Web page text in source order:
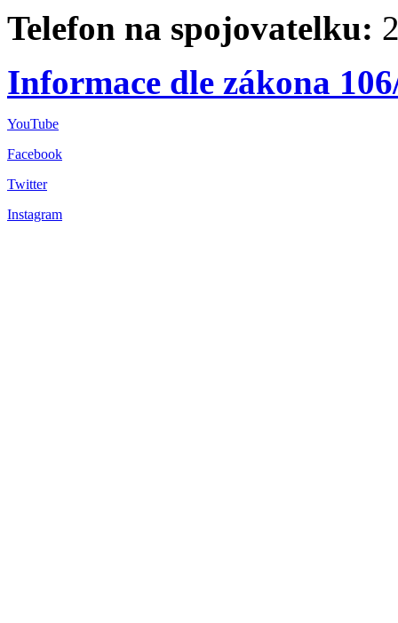
Telefon na spojovatelku:
Informace dle zákona
YouTube
Facebook
Twitter
Instagram